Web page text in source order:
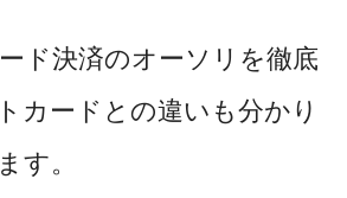
ド決済のオーソリを徹底
カードとの違いも分かり
す。